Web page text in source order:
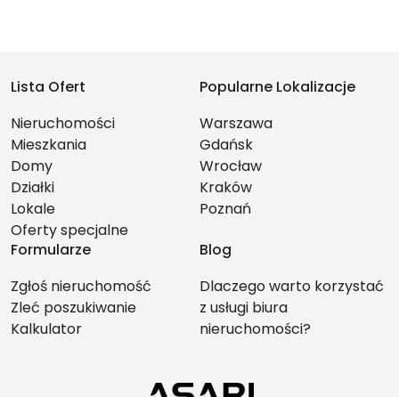
Lista Ofert
Nieruchomości
Mieszkania
Domy
Działki
Lokale
Oferty specjalne
Popularne Lokalizacje
Warszawa
Gdańsk
Wrocław
Kraków
Poznań
Formularze
Zgłoś nieruchomość
Zleć poszukiwanie
Kalkulator
Blog
Dlaczego warto korzystać
z usługi biura
nieruchomości?